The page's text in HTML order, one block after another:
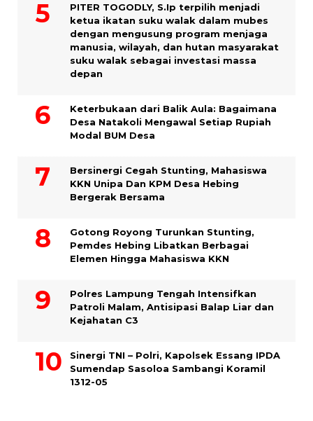
PITER TOGODLY, S.Ip terpilih menjadi
ketua ikatan suku walak dalam mubes
dengan mengusung program menjaga
manusia, wilayah, dan hutan masyarakat
suku walak sebagai investasi massa
depan
Keterbukaan dari Balik Aula: Bagaimana
Desa Natakoli Mengawal Setiap Rupiah
Modal BUM Desa
Bersinergi Cegah Stunting, Mahasiswa
KKN Unipa Dan KPM Desa Hebing
Bergerak Bersama
Gotong Royong Turunkan Stunting,
Pemdes Hebing Libatkan Berbagai
Elemen Hingga Mahasiswa KKN
Polres Lampung Tengah Intensifkan
Patroli Malam, Antisipasi Balap Liar dan
Kejahatan C3
Sinergi TNI – Polri, Kapolsek Essang IPDA
Sumendap Sasoloa Sambangi Koramil
1312-05